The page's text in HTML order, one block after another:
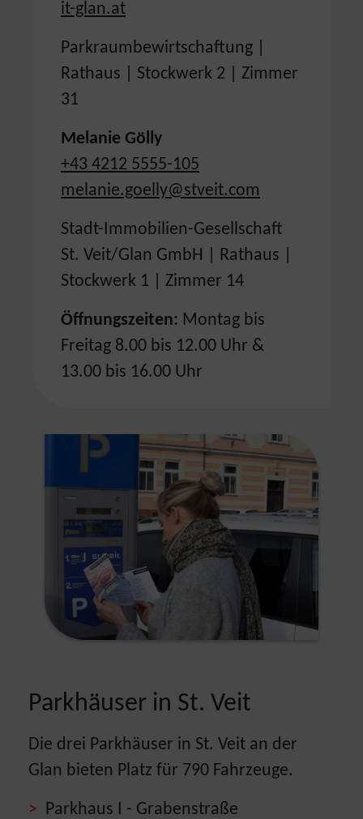
it-glan.at
Parkraumbewirtschaftung |
Rathaus | Stockwerk 2 | Zimmer
31
Melanie Gölly
+43 4212 5555-105
melanie.goelly@stveit.com
Stadt-Immobilien-Gesellschaft
St. Veit/Glan GmbH | Rathaus |
Stockwerk 1 | Zimmer 14
Öffnungszeiten: Montag bis
Freitag 8.00 bis 12.00 Uhr &
13.00 bis 16.00 Uhr
Parkhäuser in St. Veit
Die drei Parkhäuser in St. Veit an der
Glan bieten Platz für 790 Fahrzeuge.
Parkhaus I - Grabenstraße